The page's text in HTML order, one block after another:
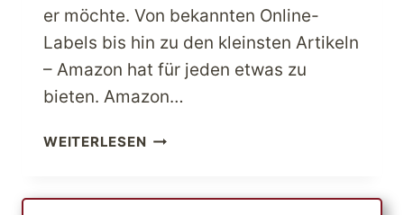
er möchte. Von bekannten Online-
Labels bis hin zu den kleinsten Artikeln
– Amazon hat für jeden etwas zu
bieten. Amazon…
WEITERLESENERLEBEN
EINKAUF